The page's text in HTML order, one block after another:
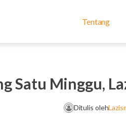
Tentang
Satu Minggu,
Ditulis oleh